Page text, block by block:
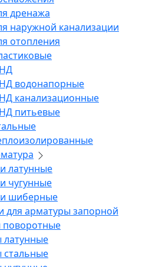
дренажа
наружной канализации
отопления
водонапорные
канализационные
питьевые
латунные
чугунные
шиберные
для арматуры запорной
поворотные
латунные
стальные